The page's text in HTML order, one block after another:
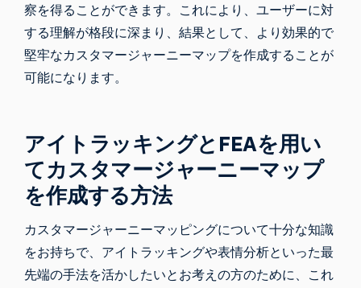
察を得ることができます。これにより、ユーザーに対
する理解が格段に深まり、結果として、より効果的で
堅牢なカスタマージャーニーマップを作成することが
可能になります。
アイトラッキングとFEAを用い
てカスタマージャーニーマップ
を作成する方法
カスタマージャーニーマッピングについて十分な知識
をお持ちで、アイトラッキングや表情分析といった最
先端の手法を活かしたいとお考えの方のために、これ